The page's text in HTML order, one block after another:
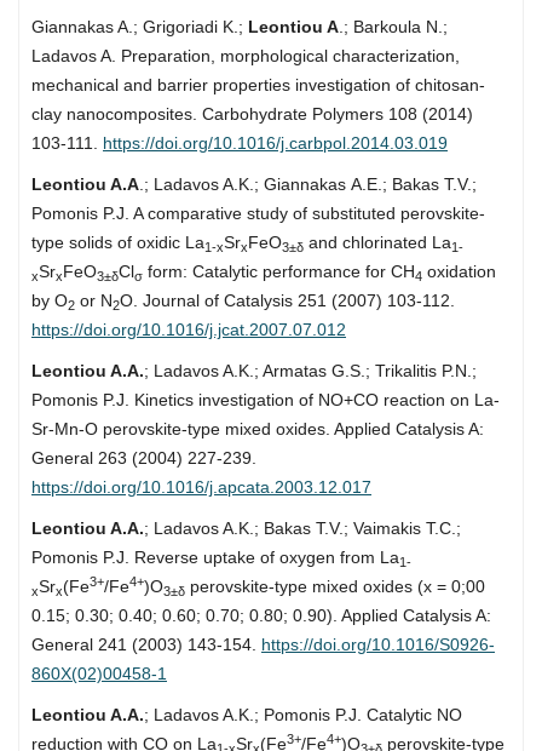
Giannakas A.; Grigoriadi K.; Leontiou A.; Barkoula N.;
Ladavos A. Preparation, morphological characterization,
mechanical and barrier properties investigation of chitosan-
clay nanocomposites. Carbohydrate Polymers 108 (2014)
103-111. https://doi.org/10.1016/j.carbpol.2014.03.019
Leontiou A.A.; Ladavos A.K.; Giannakas Α.Ε.; Bakas T.V.;
Pomonis P.J. A comparative study of substituted perovskite-
type solids of oxidic La1-xSrxFeO3±δ and chlorinated La1-
xSrxFeO3±δClσ form: Catalytic performance for CH4 oxidation
by O2 or N2O. Journal of Catalysis 251 (2007) 103-112.
https://doi.org/10.1016/j.jcat.2007.07.012
Leontiou A.A.; Ladavos A.K.; Armatas G.S.; Trikalitis P.N.;
Pomonis P.J. Kinetics investigation of NO+CO reaction on La-
Sr-Mn-O perovskite-type mixed oxides. Applied Catalysis A:
General 263 (2004) 227-239.
https://doi.org/10.1016/j.apcata.2003.12.017
Leontiou A.A.; Ladavos A.K.; Bakas T.V.; Vaimakis T.C.;
Pomonis P.J. Reverse uptake of oxygen from La1-
xSrx(Fe3+/Fe4+)O3±δ perovskite-type mixed oxides (x = 0;00
0.15; 0.30; 0.40; 0.60; 0.70; 0.80; 0.90). Applied Catalysis A:
General 241 (2003) 143-154. https://doi.org/10.1016/S0926-
860X(02)00458-1
Leontiou A.A.; Ladavos A.K.; Pomonis P.J. Catalytic NO
reduction with CO on La
Sr (Fe3+/Fe4+)O perovskite-type